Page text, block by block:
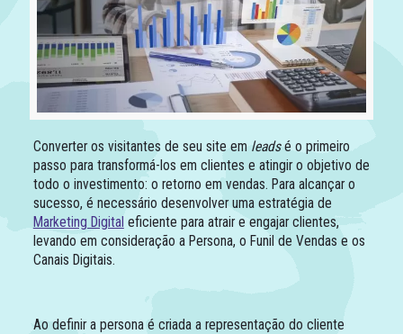
Converter os visitantes de seu site em leadsé o primeiro
passo para transformá-los em clientes e atingir o objetivo de
todo o investimento: o retorno em vendas. Para alcançar o
sucesso, é necessário desenvolver uma estratégia de
Marketing Digital eficiente para atrair e engajar clientes,
levando em consideração a Persona, o Funil de Vendas e os
Canais Digitais.
Ao definir a persona é criada a representação do cliente